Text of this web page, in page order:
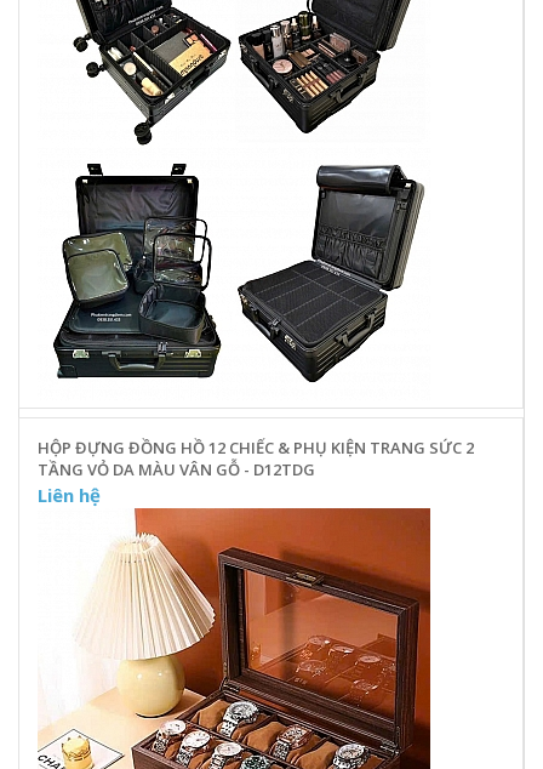
HỘP ĐỰNG ĐỒNG HỒ 12 CHIẾC & PHỤ KIỆN TRANG SỨC 2
TẦNG VỎ DA MÀU VÂN GỖ - D12TDG
Liên hệ